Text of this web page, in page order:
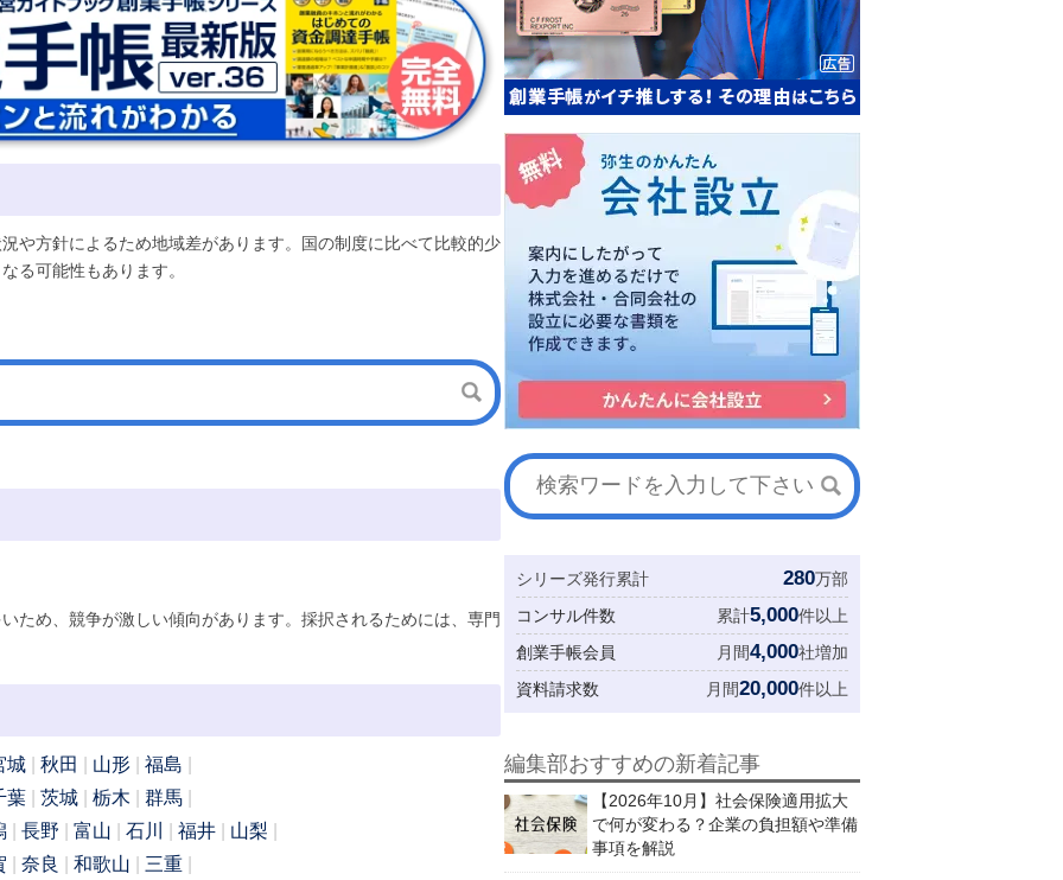
や方針によるため地域差があります。国の制度に比べて比較的少
る可能性もあります。
ため、競争が激しい傾向があります。採択されるためには、専門
城 秋田 山形
福島
葉
茨城 栃木
群馬
長野 富山 石川 福井
山梨
奈良 和歌山
三重
シリーズ発行累計 280万部
コンサル件数
累計5,000件以上
創業手帳会員
月間4,000社増加
資料請求数
月間20,000件以上
編集部おすすめの新着記事
【2026年10月】社会保険適用拡大
で何が変わる？企業の負担額や準備
事項を解説